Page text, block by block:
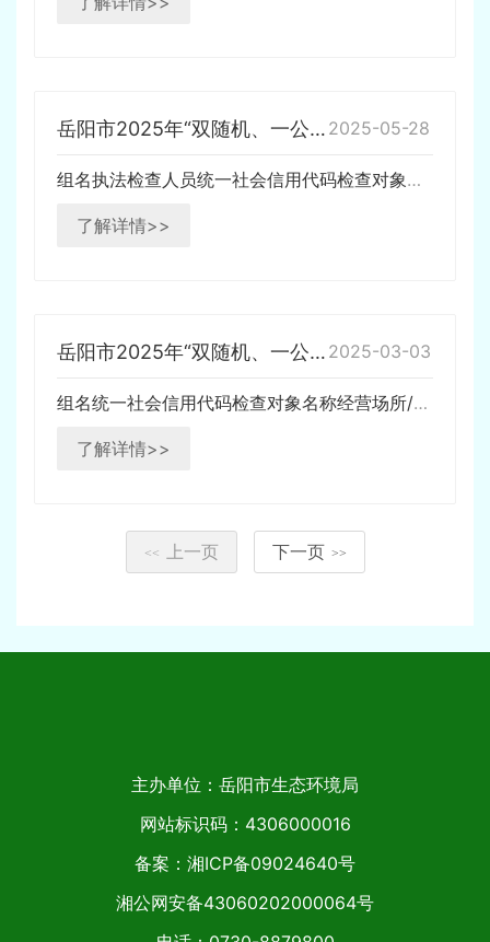
岳阳市2025年“双随机、一公开”第二季度污染源随机抽查名单 2025-05-28
组名执法检查人员统一社会信用代码检查对象名称经营场所/住所1组丁岳飞刘霞丽91430600MA4QR5NR6J岳阳市三峡水环境综合治理有限责任公司岳阳县麻塘镇北湖村1组1组9143060059329041X4岳阳鼎格云天环保科技有限公司湖南岳阳绿色化工产业园1组1组9143060…
了解详情>>
岳阳市2025年“双随机、一公开”第一季度污染源随机抽查名单 2025-03-03
组名统一社会信用代码检查对象名称经营场所/住所1组石元选周鹏91430623774469611T湖南插旗菜业有限公司华容县插旗工业园1组12430600446159083M岳阳市社会福利院岳阳市岳阳楼区福颐路20号1组91430623687415658A华容县中环污水处理有限公司…
了解详情>>
<< 上一页 下一页 >>
主办单位：岳阳市生态环境局
网站标识码：4306000016
备案：湘ICP备09024640号
湘公网安备43060202000064号